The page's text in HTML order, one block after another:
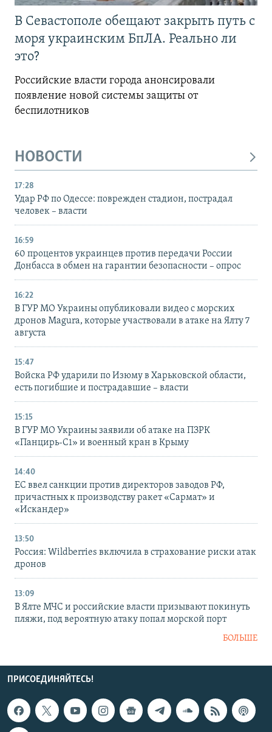
В Севастополе обещают закрыть путь с
моря украинским БпЛА. Реально ли
это?
Российские власти города анонсировали
появление новой системы защиты от
беспилотников
НОВОСТИ
17:28
Удар РФ по Одессе: поврежден стадион, пострадал
человек – власти
16:59
60 процентов украинцев против передачи России
Донбасса в обмен на гарантии безопасности – опрос
16:22
В ГУР МО Украины опубликовали видео с морских
дронов Magura, которые участвовали в атаке на Ялту 7
августа
15:47
Войска РФ ударили по Изюму в Харьковской области,
есть погибшие и пострадавшие – власти
15:15
В ГУР МО Украины заявили об атаке на ПЗРК
«Панцирь-С1» и военный кран в Крыму
14:40
ЕС ввел санкции против директоров заводов РФ,
причастных к производству ракет «Сармат» и
«Искандер»
13:50
Россия: Wildberries включила в страхование риски атак
дронов
13:09
В Ялте МЧС и российские власти призывают покинуть
пляжи, под вероятную атаку попал морской порт
БОЛЬШЕ
ПРИСОЕДИНЯЙТЕСЬ!